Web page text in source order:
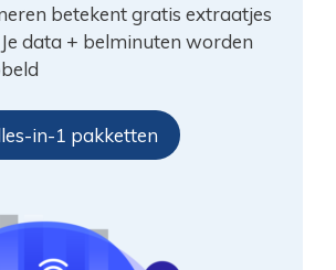
betekent gratis extraatjes
Je data + belminuten worden
in-1 pakketten